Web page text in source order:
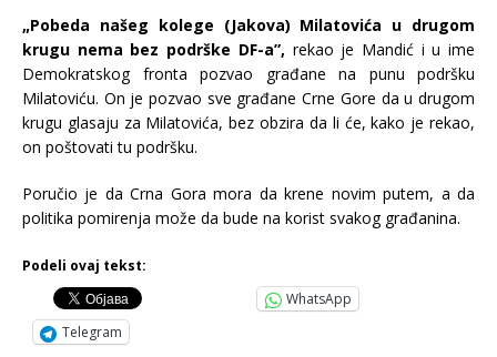
„Pobeda našeg kolege (Jakova) Milatovića u drugom
krugu nema bez podrške DF-a”, rekao je Mandić i u ime
Demokratskog fronta pozvao građane na punu podršku
Milatoviću. On je pozvao sve građane Crne Gore da u drugom
krugu glasaju za Milatovića, bez obzira da li će, kako je rekao,
on poštovati tu podršku.
Poručio je da Crna Gora mora da krene novim putem, a da
politika pomirenja može da bude na korist svakog građanina.
Podeli ovaj tekst:
WhatsApp
Telegram